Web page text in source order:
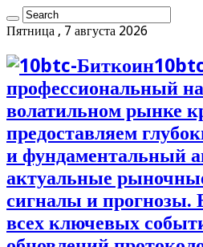
Пятница , 7 августа 2026
профессиональный
волатильном рынке
предоставляем
и фундаментальный
актуальные
сигналы и прогнозы.
всех ключевых